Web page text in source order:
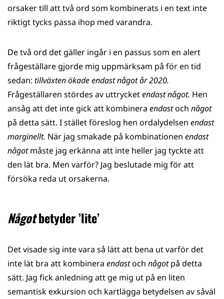
orsaker till att två ord som kombinerats i en text inte
riktigt tycks passa ihop med varandra.
De två ord det gäller ingår i en passus som en alert
frågeställare gjorde mig uppmärksam på för en tid
sedan: tillväxten ökade endast något år 2020.
Frågeställaren stördes av uttrycketendast något. Hen
ansåg att det inte gick att kombinera endastoch något
på detta sätt. I stället föreslog hen ordalydelsen endast
marginellt. När jag smakade på kombinationen endast
någotmåste jag erkänna att inte heller jag tyckte att
den lät bra. Men varför? Jag beslutade mig för att
försöka reda ut orsakerna.
Någotbetyder ’lite’
Det visade sig inte vara så lätt att bena ut varför det
inte lät bra att kombinera endastoch någotpå detta
sätt. Jag fick anledning att ge mig ut på en liten
semantisk exkursion och kartlägga betydelsen av såväl